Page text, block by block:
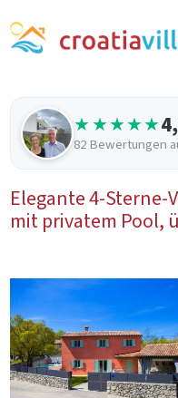
★★★★★
82 Bewertungen
Elegante 4-Sterne-
mit privatem Pool,